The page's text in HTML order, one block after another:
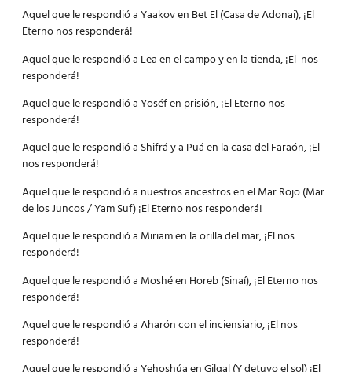
Aquel que le respondió a Yaakov en Bet El (Casa de Adonai), ¡El
Eterno nos responderá!
Aquel que le respondió a Lea en el campo y en la tienda, ¡El nos
responderá!
Aquel que le respondió a Yoséf en prisión, ¡El Eterno nos
responderá!
Aquel que le respondió a Shifrá y a Puá en la casa del Faraón, ¡El
nos responderá!
Aquel que le respondió a nuestros ancestros en el Mar Rojo (Mar
de los Juncos / Yam Suf) ¡El Eterno nos responderá!
Aquel que le respondió a Miriam en la orilla del mar, ¡El nos
responderá!
Aquel que le respondió a Moshé en Horeb (Sinaí), ¡El Eterno nos
responderá!
Aquel que le respondió a Aharón con el inciensiario, ¡El nos
responderá!